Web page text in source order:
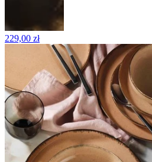
229,00 zł